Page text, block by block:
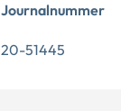
Journalnummer
20-51445